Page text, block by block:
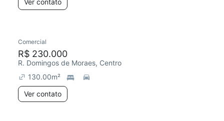
Ver contato
Comercial
R$ 230.000
R. Domingos de Moraes, Centro
130.00m²
Ver contato